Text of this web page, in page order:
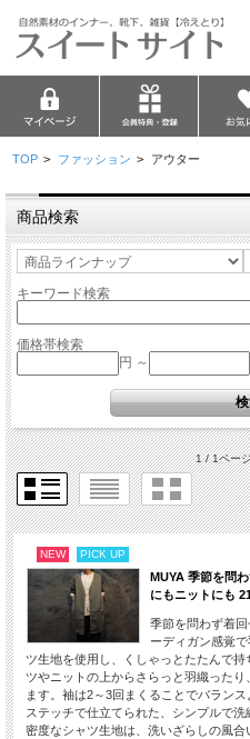
TOP > ファッション > アウター
商品検索
キーワード検索
価格帯検索
円 ～
1 / 1ペー
NEW PICK UP
MUYA 季節を問
にもニットにも
季節を問わず着
ーディガン感覚
ツ生地を使用し、くしゃっとたたんで
ツやニットの上からさらっと羽織った
ます。袖は2～3回まくることでバラン
ステッチで仕立てられた、シンプルで
密度なシャツ生地は、洗いざらしの風